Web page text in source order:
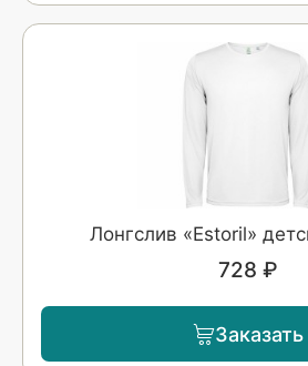
Лонгслив «Estoril»
728 ₽
Заказать